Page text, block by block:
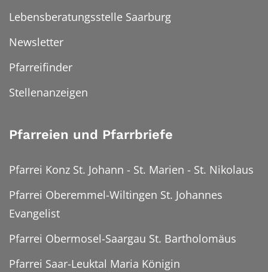
Lebensberatungsstelle Saarburg
Newsletter
Pfarreifinder
Stellenanzeigen
Pfarreien und Pfarrbriefe
Pfarrei Konz St. Johann - St. Marien - St. Nikolaus
Pfarrei Oberemmel-Wiltingen St. Johannes
Evangelist
Pfarrei Obermosel-Saargau St. Bartholomäus
Pfarrei Saar-Leuktal Maria Königin